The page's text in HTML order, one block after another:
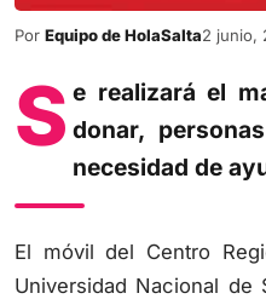
Por Equipo de HolaSalta2 junio,
S e realizará el
donar,
necesidad de
El móvil del Centro
Universidad Nacional